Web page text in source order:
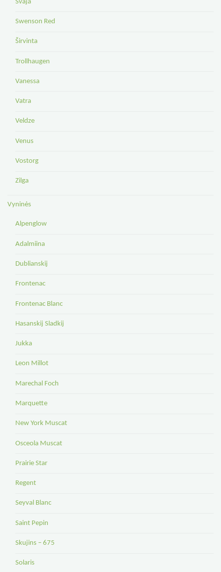
Svaja
Swenson Red
Širvinta
Trollhaugen
Vanessa
Vatra
Veldze
Venus
Vostorg
Zilga
Vyninės
Alpenglow
Adalmiina
Dublianskij
Frontenac
Frontenac Blanc
Hasanskij Sladkij
Jukka
Leon Millot
Marechal Foch
Marquette
New York Muscat
Osceola Muscat
Prairie Star
Regent
Seyval Blanc
Saint Pepin
Skujins – 675
Solaris